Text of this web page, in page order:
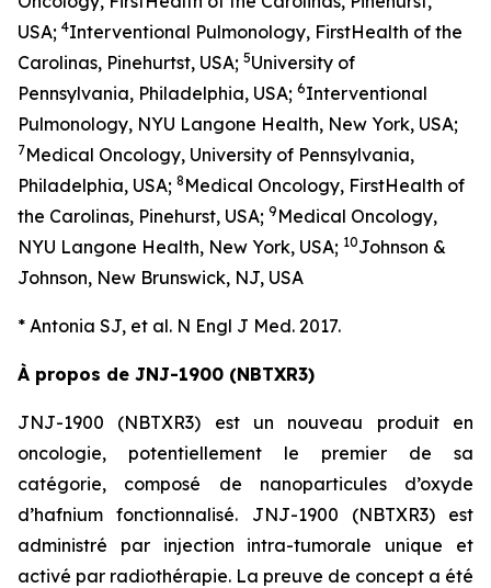
USA; 4Interventional Pulmonology, FirstHealth of the
Carolinas, Pinehurtst, USA; 5University of
Pennsylvania, Philadelphia, USA; 6Interventional
Pulmonology, NYU Langone Health, New York, USA;
7Medical Oncology, University of Pennsylvania,
Philadelphia, USA; 8 Medical Oncology, FirstHealth of
the Carolinas, Pinehurst, USA; 9 Medical Oncology,
NYU Langone Health, New York, USA; 10Johnson &
Johnson, New Brunswick, NJ, USA
* Antonia SJ, et al. N Engl J Med. 2017.
À propos de JNJ-1900 (NBTXR3)
JNJ-1900 (NBTXR3) est un nouveau produit en
oncologie, potentiellement le premier de sa
catégorie, composé de nanoparticules d’oxyde
d’hafnium fonctionnalisé. JNJ-1900 (NBTXR3) est
administré par injection intra-tumorale unique et
activé par radiothérapie. La preuve de concept a été